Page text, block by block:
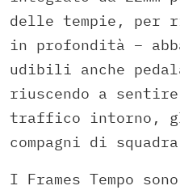
delle tempie, per
in profondità –
udibili anche
riuscendo a
traffico intorno,
compagni di
I Frames Tempo